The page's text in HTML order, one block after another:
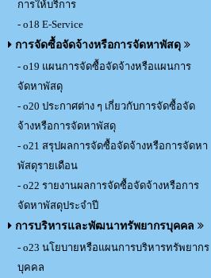
การให้บริการ
- o18 E-Service
การจัดซื้อจัดจ้างหรือการจัดหาพัสดุ
- o19 แผนการจัดซื้อจัดจ้างหรือแผนการ
จัดหาพัสดุ
- o20 ประกาศต่าง ๆ เกี่ยวกับการจัดซื้อจัด
จ้างหรือการจัดหาพัสดุ
- o21 สรุปผลการจัดซื้อจัดจ้างหรือการจัดหา
พัสดุรายเดือน
- o22 รายงานผลการจัดซื้อจัดจ้างหรือการ
จัดหาพัสดุประจำปี
การบริหารและพัฒนาทรัพยากรบุคคล
- o23 นโยบายหรือแผนการบริหารทรัพยากร
บุคคล